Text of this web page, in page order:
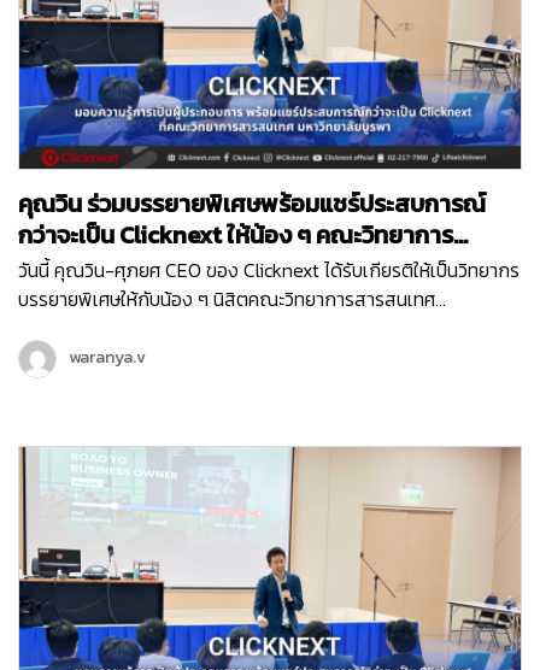
คุณวิน ร่วมบรรยายพิเศษพร้อมแชร์ประสบการณ์
กว่าจะเป็น Clicknext ให้น้อง ๆ คณะวิทยาการ
สารสนเทศ ม.บูรพา
วันนี้ คุณวิน-ศุภยศ CEO ของ Clicknext ได้รับเกียรติให้เป็นวิทยากร
บรรยายพิเศษให้กับน้อง ๆ นิสิตคณะวิทยาการสารสนเทศ
Newly formed ventures, small to medium size growth-
oriented ventures…
waranya.v